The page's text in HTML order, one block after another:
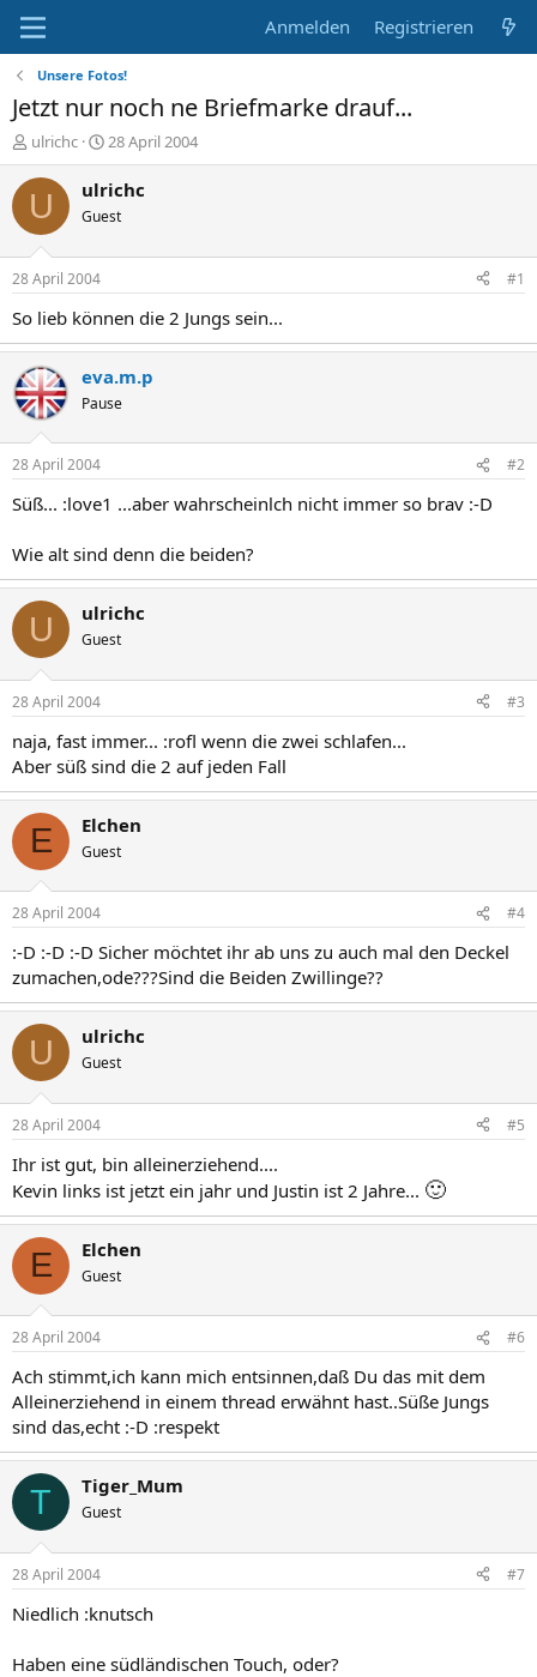
Anmelden Registrieren
Unsere Fotos!
Jetzt nur noch ne Briefmarke drauf...
E
r
s
e
r
ulrichc
E
r
s
e
t
a
28 April 2004
U ulrichc
Guest
28 April 2004 #1
So lieb können die 2 Jungs sein...
eva.m.p
Pause
28 April 2004 #2
Süß... :love1 ...aber wahrscheinlch nicht immer so brav :-D
Wie alt sind denn die beiden?
U ulrichc
Guest
28 April 2004 #3
naja, fast immer... :rofl wenn die zwei schlafen...
Aber süß sind die 2 auf jeden Fall
E Elchen
Guest
28 April 2004 #4
:-D :-D :-D Sicher möchtet ihr ab uns zu auch mal den Deckel
zumachen,ode???Sind die Beiden Zwillinge??
U ulrichc
Guest
28 April 2004 #5
Ihr ist gut, bin alleinerziehend....
Kevin links ist jetzt ein jahr und Justin ist 2 Jahre... 🙂
E Elchen
Guest
28 April 2004 #6
Ach stimmt,ich kann mich entsinnen,daß Du das mit dem
Alleinerziehend in einem thread erwähnt hast..Süße Jungs
sind das,echt :-D :respekt
T Tiger_Mum
Guest
28 April 2004 #7
Niedlich :knutsch
Haben eine südländischen Touch, oder?